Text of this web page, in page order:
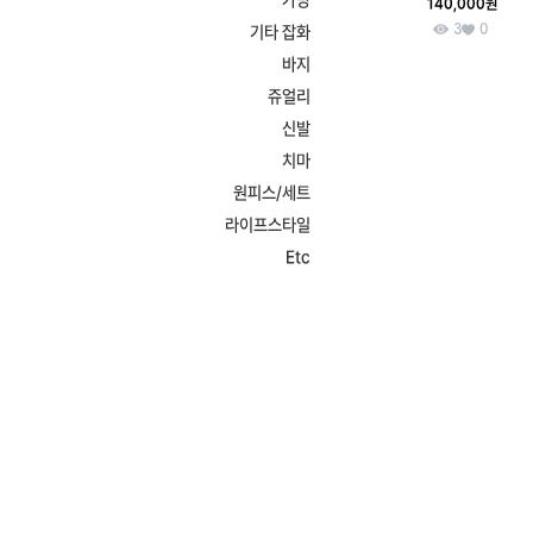
기타 잡화
바지
쥬얼리
신발
치마
원피스/세트
라이프스타일
Etc
140,000원
3
0